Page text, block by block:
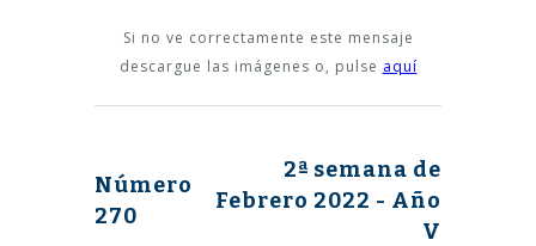
Si no ve correctamente este mensaje
descargue las imágenes o, pulse aquí
Número
270
2ª semana de
Febrero 2022 - Año
V